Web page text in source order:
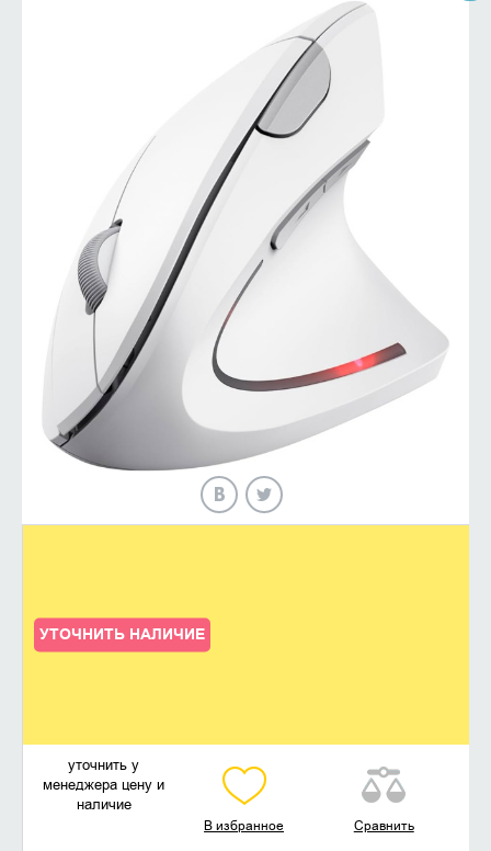
УТОЧНИТЬ НАЛИЧИЕ
уточнить у
менеджера цену и
наличие
В избранное Сравнить